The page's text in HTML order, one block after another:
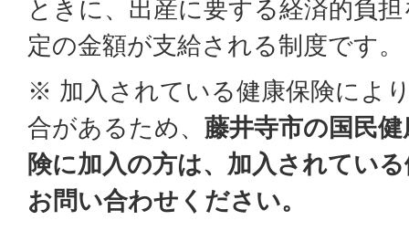
ときに、出産に要する経済的負
定の金額が支給される制度です。
※ 加入されている健康保険によ
合があるため、 藤井寺市の国民
険に加入の方は、加入されてい
お問い合わせください。